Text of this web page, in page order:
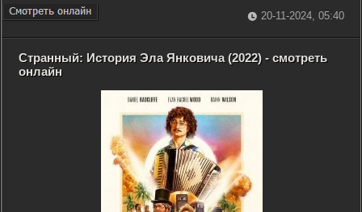
20-11-2024, 05:40
Странный: История Эла Янковича (2022) - смотреть
онлайн